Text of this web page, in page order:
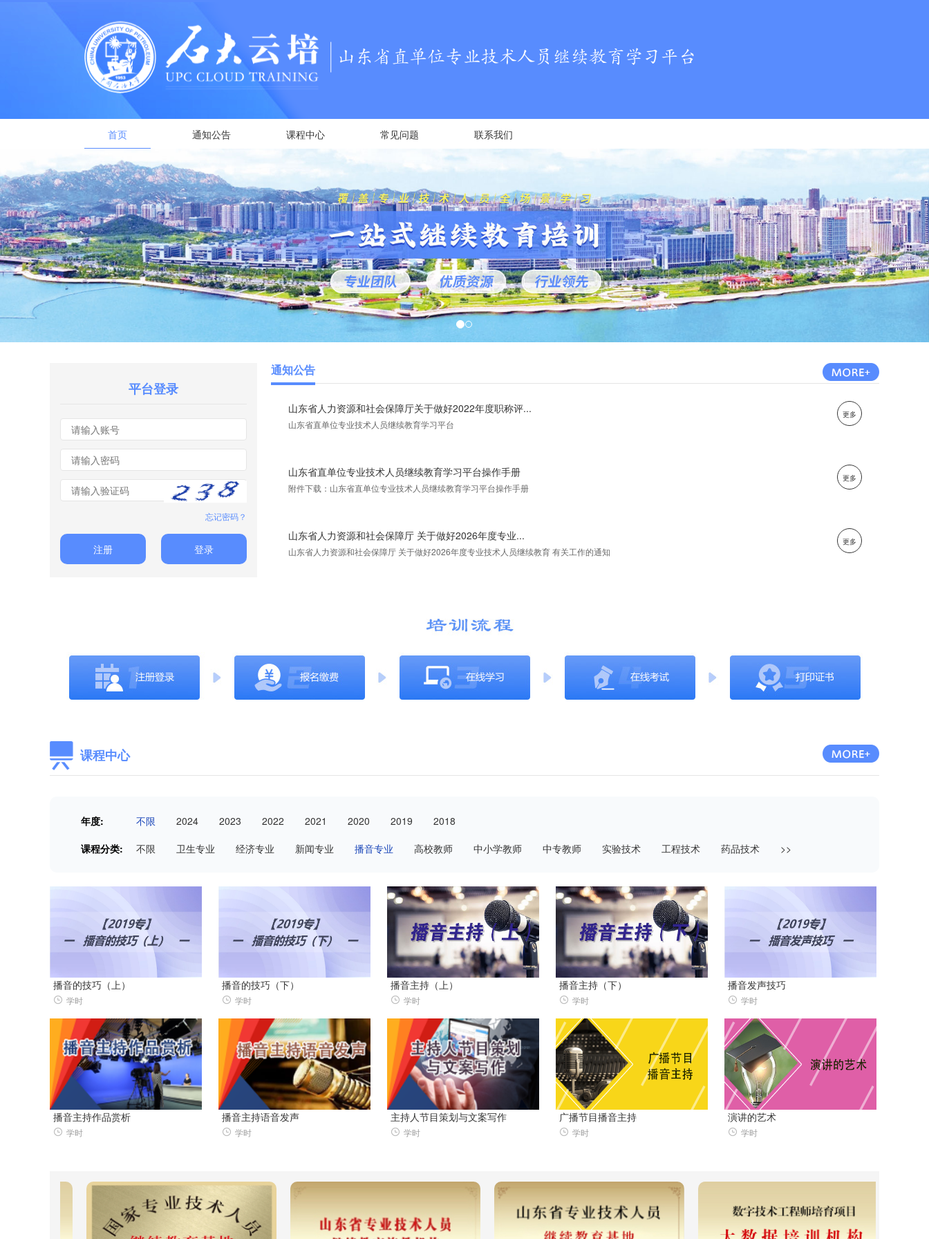
首页 通知公告 课程中心 常见问题 联系我们
平台登录
忘记密码？
注册 登录
通知公告
山东省人力资源和社会保障厅关于做好2022年度职称评...
山东省直单位专业技术人员继续教育学习平台
更多
山东省直单位专业技术人员继续教育学习平台操作手册
附件下载：山东省直单位专业技术人员继续教育学习平台操作手册
更多
山东省人力资源和社会保障厅 关于做好2026年度专业...
山东省人力资源和社会保障厅 关于做好2026年度专业技术人员继续教育 有关工作的通知
更多
课程中心
年度: 不限 2024 2023 2022 2021 2020 2019
2018
课程分类:
不限 卫生专业 经济专业 新闻专业 播音专业 高校教师 中小学教师 中专教师 实验技术 工程技术 药品技术 >>
播音的技巧（上）
学时
播音的技巧（下）
学时
播音主持（上）
学时
播音主持（下）
学时
播音发声技巧
学时
播音主持作品赏析
学时
播音主持语音发声
学时
主持人节目策划与文案写作
学时
广播节目播音主持
学时
演讲的艺术
学时